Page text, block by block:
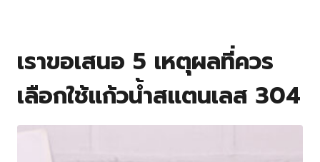
เราขอเสนอ 5 เหตุผลที่ควร
เลือกใช้แก้วน้ำสแตนเลส 304